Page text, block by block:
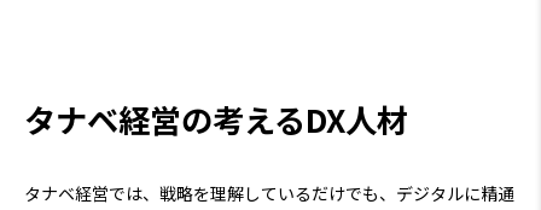
タナベ経営の考えるDX人材
タナベ経営では、戦略を理解しているだけでも、デジタルに精通